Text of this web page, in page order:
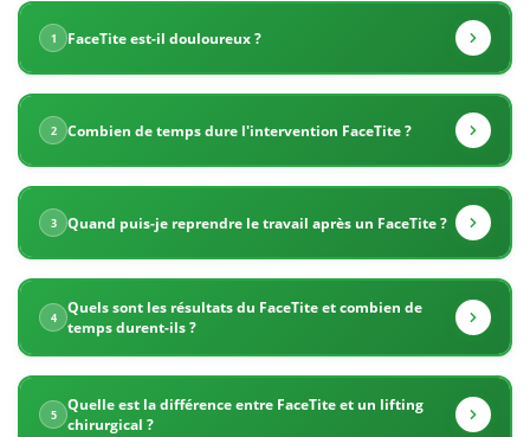
Tarifs
du
FaceTite
en
Tunisie
Tunisie
offre
des
tarifs
très
compétitifs
pour
FaceTite.
1 FaceTite est-il douloureux ?
2 Combien de temps dure l'intervention FaceTite ?
3 Quand puis-je reprendre le travail après un FaceTite ?
4
Quels sont les résultats du FaceTite et combien de
temps durent-ils ?
5
Quelle est la différence entre FaceTite et un lifting
chirurgical ?